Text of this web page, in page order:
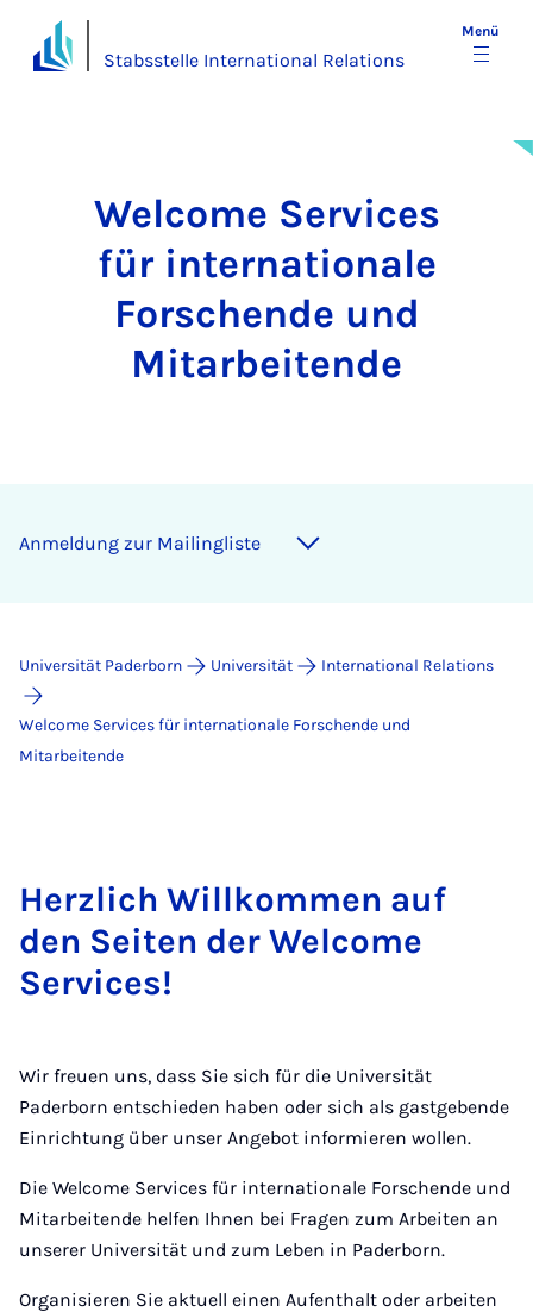
Stabsstelle International Relations
Menü
Welcome Services
für internationale
Forschende und
Mitarbeitende
An­mel­dung zur Mai­ling­lis­te
Universität Paderborn Universität International Relations
Welcome Services für internationale Forschende und
Mitarbeitende
Herzlich Willkommen auf
den Seiten der Welcome
Services!
Wir freuen uns, dass Sie sich für die Universität
Paderborn entschieden haben oder sich als gastgebende
Einrichtung über unser Angebot informieren wollen.
Die Welcome Services für internationale Forschende und
Mitarbeitende helfen Ihnen bei Fragen zum Arbeiten an
unserer Universität und zum Leben in Paderborn.
Organisieren Sie aktuell einen Aufenthalt oder arbeiten